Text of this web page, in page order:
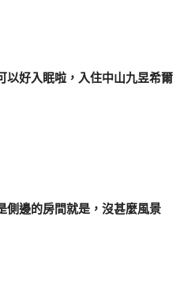
以好入眠啦，入住中山九昱希爾
側邊的房間就是，沒甚麼風景